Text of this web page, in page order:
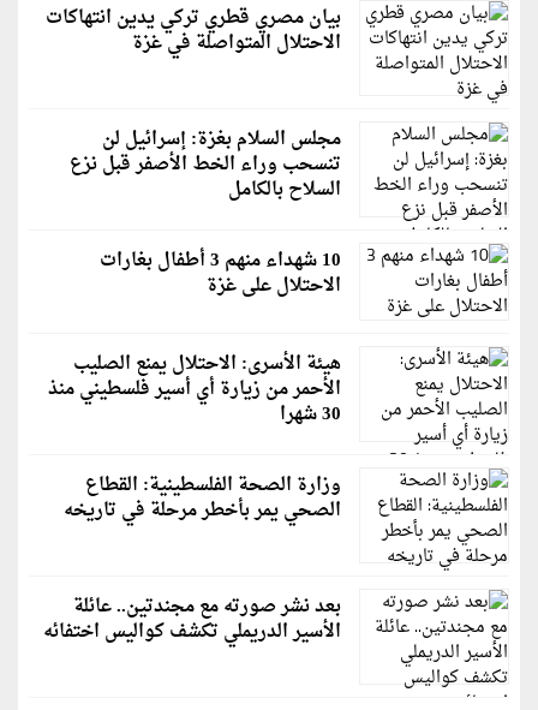
بيان مصري قطري تركي يدين انتهاكات
الاحتلال المتواصلة في غزة
مجلس السلام بغزة: إسرائيل لن
تنسحب وراء الخط الأصفر قبل نزع
السلاح بالكامل
10 شهداء منهم 3 أطفال بغارات
الاحتلال على غزة
هيئة الأسرى: الاحتلال يمنع الصليب
الأحمر من زيارة أي أسير فلسطيني منذ
30 شهرا
وزارة الصحة الفلسطينية: القطاع
الصحي يمر بأخطر مرحلة في تاريخه
بعد نشر صورته مع مجندتين.. عائلة
الأسير الدريملي تكشف كواليس اختفائه